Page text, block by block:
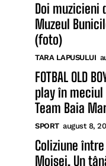
Doi muzicieni
Muzeul
(foto)
TARA LAPUSULUI
FOTBAL OLD
play în meciul
Team Baia
SPORT august 8,
Coliziune
Moisei. Un